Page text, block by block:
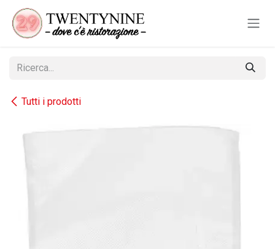
Passa al contenuto
Tutti i prodotti